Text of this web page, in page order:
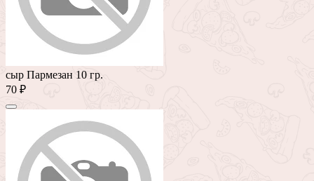
сыр Пармезан 10 гр.
70 ₽